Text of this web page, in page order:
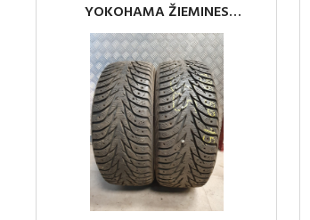
YOKOHAMA ŽIEMINES
PADANGOS 195/50R15